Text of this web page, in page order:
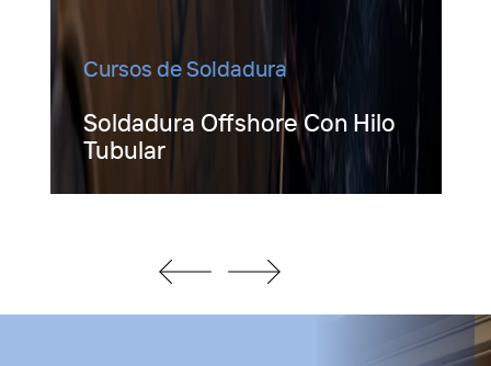
Soldadura Offshore Con Hilo
Tubular
Cursos de Soldadura
slide